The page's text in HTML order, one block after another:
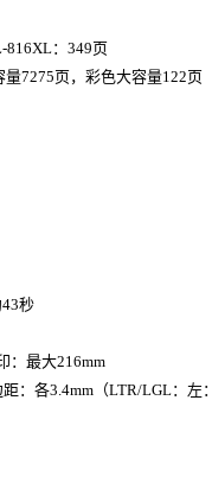
816XL：349页
7275页，彩色大容量122页
秒
：最大216mm
：各3.4mm（LTR/LGL：左